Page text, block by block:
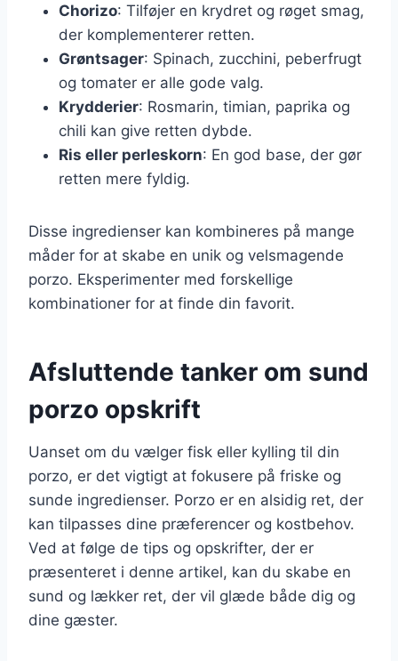
Chorizo: Tilføjer en krydret og røget smag,
der komplementerer retten.
Grøntsager: Spinach, zucchini, peberfrugt
og tomater er alle gode valg.
Krydderier: Rosmarin, timian, paprika og
chili kan give retten dybde.
Ris eller perleskorn: En god base, der gør
retten mere fyldig.
Disse ingredienser kan kombineres på mange
måder for at skabe en unik og velsmagende
porzo. Eksperimenter med forskellige
kombinationer for at finde din favorit.
Afsluttende tanker om sund
porzo opskrift
Uanset om du vælger fisk eller kylling til din
porzo, er det vigtigt at fokusere på friske og
sunde ingredienser. Porzo er en alsidig ret, der
kan tilpasses dine præferencer og kostbehov.
Ved at følge de tips og opskrifter, der er
præsenteret i denne artikel, kan du skabe en
sund og lækker ret, der vil glæde både dig og
dine gæster.